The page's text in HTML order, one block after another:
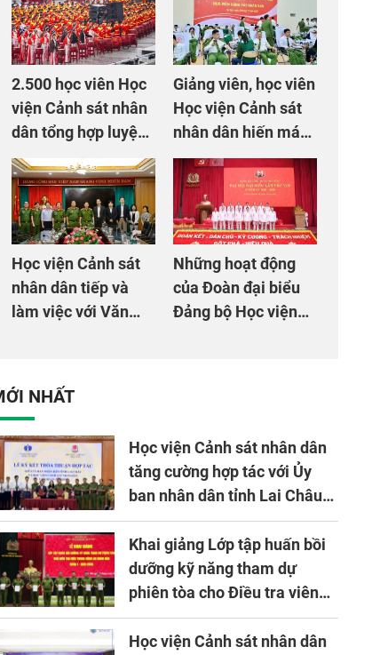
2.500 học viên Học
viện Cảnh sát nhân
dân tổng hợp luyện
màn Trống hội chào
mừng Đại hội Đảng
Giảng viên, học viên
Học viện Cảnh sát
nhân dân hiến máu
giúp dân và đồng
đội
Học viện Cảnh sát
nhân dân tiếp và
làm việc với Văn
Bản tại Việt Nam
Những hoạt động
của Đoàn đại biểu
Đảng bộ Học viện
- 2030
NHẤT
Học viện Cảnh sát nhân dân
tăng cường hợp tác với Ủy
ban nhân dân tỉnh Lai Châu
về ứng dụng khoa học công
nghệ trong lĩnh vực đấu tranh
phòng, chống tội phạm
Khai giảng Lớp tập huấn bồi
dưỡng kỹ năng tham dự
phiên tòa cho Điều tra viên
khóa 1 năm 2026
Học viện Cảnh sát nhân dân